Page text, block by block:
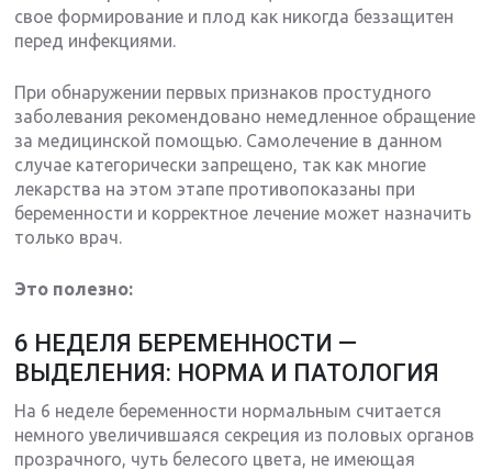
свое формирование и плод как никогда беззащитен
перед инфекциями.
При обнаружении первых признаков простудного
заболевания рекомендовано немедленное обращение
за медицинской помощью. Самолечение в данном
случае категорически запрещено, так как многие
лекарства на этом этапе противопоказаны при
беременности и корректное лечение может назначить
только врач.
Это полезно:
6 НЕДЕЛЯ БЕРЕМЕННОСТИ —
ВЫДЕЛЕНИЯ: НОРМА И ПАТОЛОГИЯ
На 6 неделе беременности нормальным считается
немного увеличившаяся секреция из половых органов
прозрачного, чуть белесого цвета, не имеющая